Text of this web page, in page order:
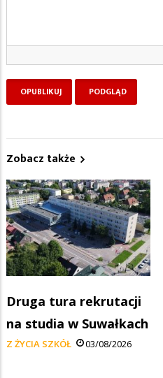
Zobacz także
Druga tura rekrutacji
na studia w Suwałkach
Z ŻYCIA SZKÓŁ 03/08/2026